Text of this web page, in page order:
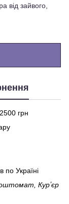
від зайвого,
0 грн
Україні
Курʼєр